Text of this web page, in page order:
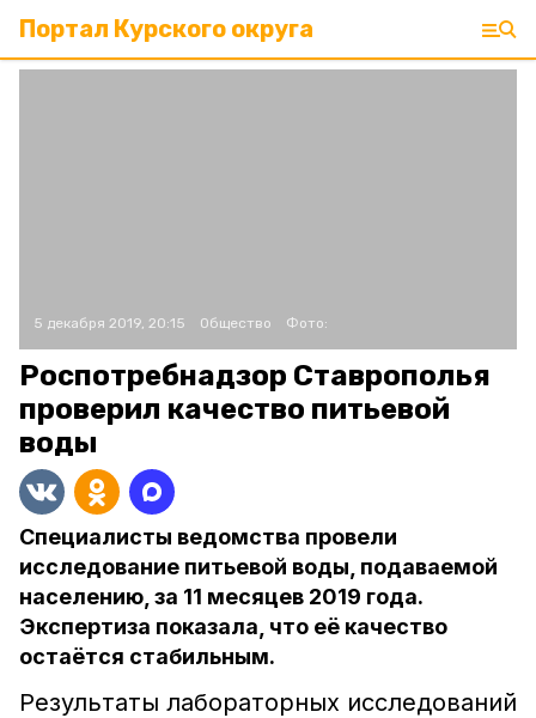
Портал Курского округа
5 декабря 2019, 20:15 Общество Фото:
Роспотребнадзор Ставрополья
проверил качество питьевой
воды
Специалисты ведомства провели
исследование питьевой воды, подаваемой
населению, за 11 месяцев 2019 года.
Экспертиза показала, что её качество
остаётся стабильным.
Результаты лабораторных исследований